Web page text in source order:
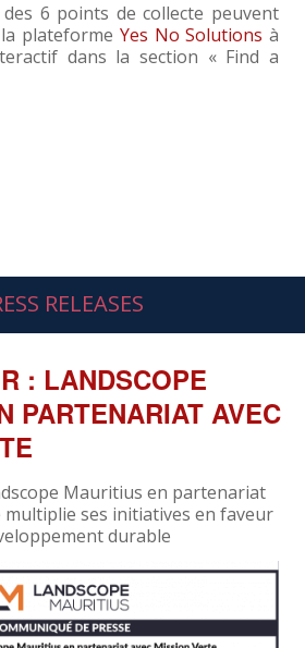
des 6 points de collecte peuvent
plateforme Yes No Solutions à
dans la section « Find a
: LANDSCOPE
PARTENARIAT AVEC
RELEASES
Mauritius en partenariat
multiplie ses initiatives en faveur
durable